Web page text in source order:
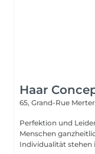
Haar
65, Grand-Rue
Perfektion und Leidenschaft Unsere
Menschen
Individualität stehen